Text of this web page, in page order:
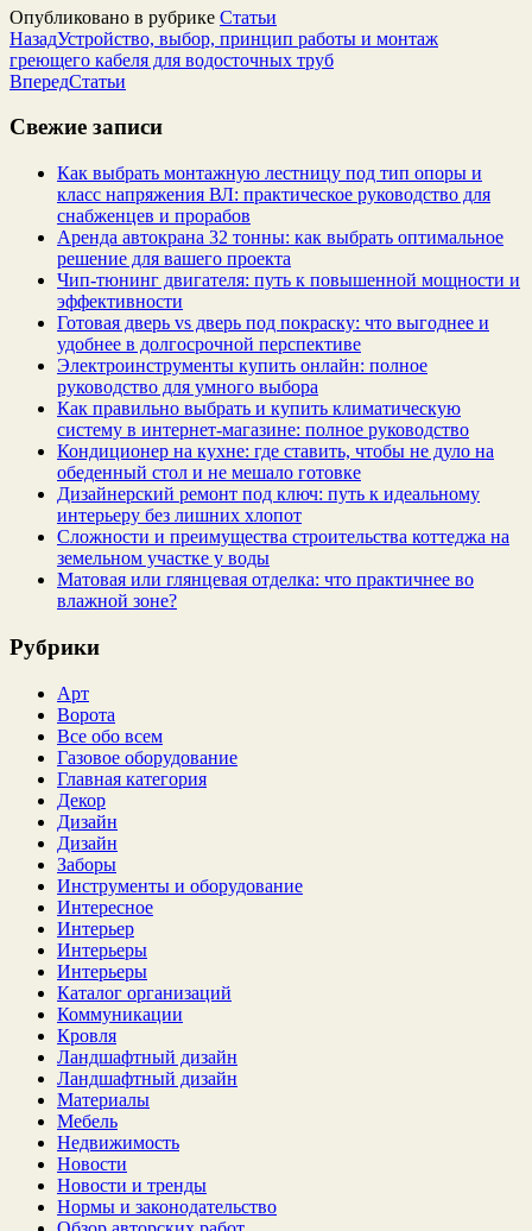
Опубликовано в рубрике Статьи
НазадУстройство, выбор, принцип работы и монтаж
греющего кабеля для водосточных труб
ВпередСтатьи
Свежие записи
Как выбрать монтажную лестницу под тип опоры и
класс напряжения ВЛ: практическое руководство для
снабженцев и прорабов
Аренда автокрана 32 тонны: как выбрать оптимальное
решение для вашего проекта
Чип‑тюнинг двигателя: путь к повышенной мощности и
эффективности
Готовая дверь vs дверь под покраску: что выгоднее и
удобнее в долгосрочной перспективе
Электроинструменты купить онлайн: полное
руководство для умного выбора
Как правильно выбрать и купить климатическую
систему в интернет‑магазине: полное руководство
Кондиционер на кухне: где ставить, чтобы не дуло на
обеденный стол и не мешало готовке
Дизайнерский ремонт под ключ: путь к идеальному
интерьеру без лишних хлопот
Сложности и преимущества строительства коттеджа на
земельном участке у воды
Матовая или глянцевая отделка: что практичнее во
влажной зоне?
Рубрики
Арт
Ворота
Все обо всем
Газовое оборудование
Главная категория
Декор
Дизайн
Дизайн
Заборы
Инструменты и оборудование
Интересное
Интерьер
Интерьеры
Интерьеры
Каталог организаций
Коммуникации
Кровля
Ландшафтный дизайн
Ландшафтный дизайн
Материалы
Мебель
Недвижимость
Новости
Новости и тренды
Нормы и законодательство